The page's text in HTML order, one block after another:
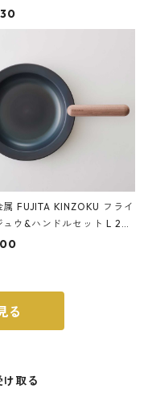
Umbrella Stand CUB
ーンサンドブラック
属 FUJITA KINZOKU フライ
ュウ&ハンドルセット L 24c
火・IH対応 鉄フライパン
る
取る